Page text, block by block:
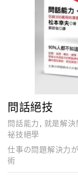
問話絕技
問話能力, 就是解
祕技絕學
仕事の問題解決力
術